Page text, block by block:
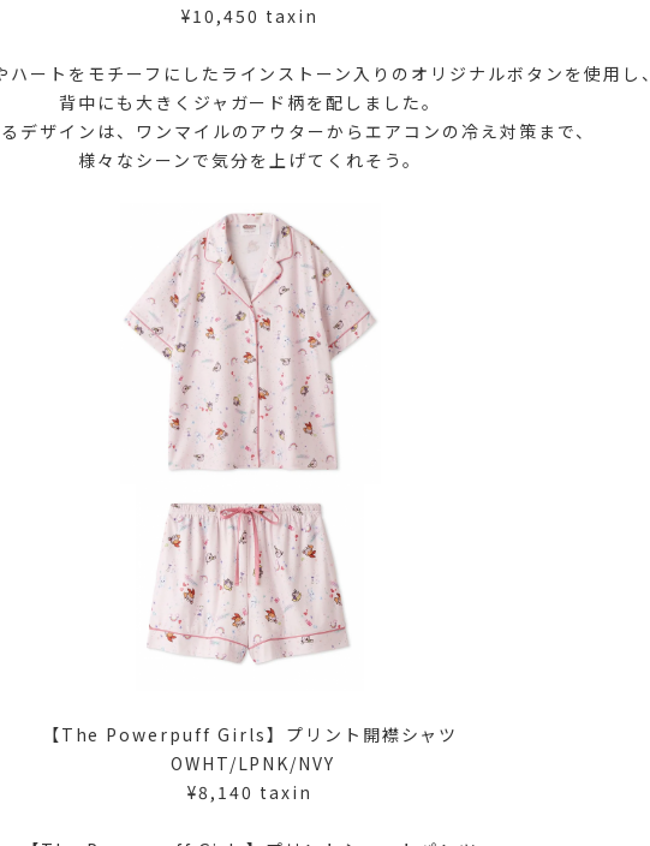
¥10,450 taxin
ハートをモチーフにしたラインストーン入りのオリジナルボタンを使用し、
背中にも大きくジャガード柄を配しました。
デザインは、ワンマイルのアウターからエアコンの冷え対策まで、
様々なシーンで気分を上げてくれそう。
【The Powerpuff Girls】プリント開襟シャツ
OWHT/LPNK/NVY
¥8,140 taxin